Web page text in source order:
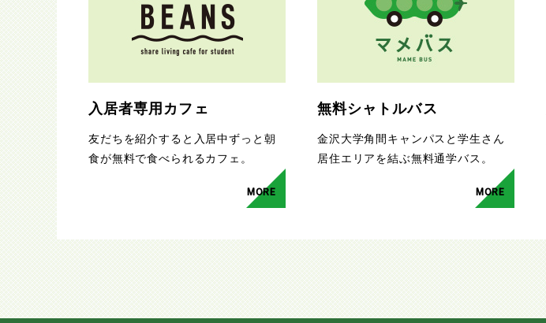
入居者専用カフェ
友だちを紹介すると入居中ずっと朝
食が無料で食べられるカフェ。
MORE
無料シャトルバス
金沢大学角間キャンパスと学生さん
居住エリアを結ぶ無料通学バス。
MORE